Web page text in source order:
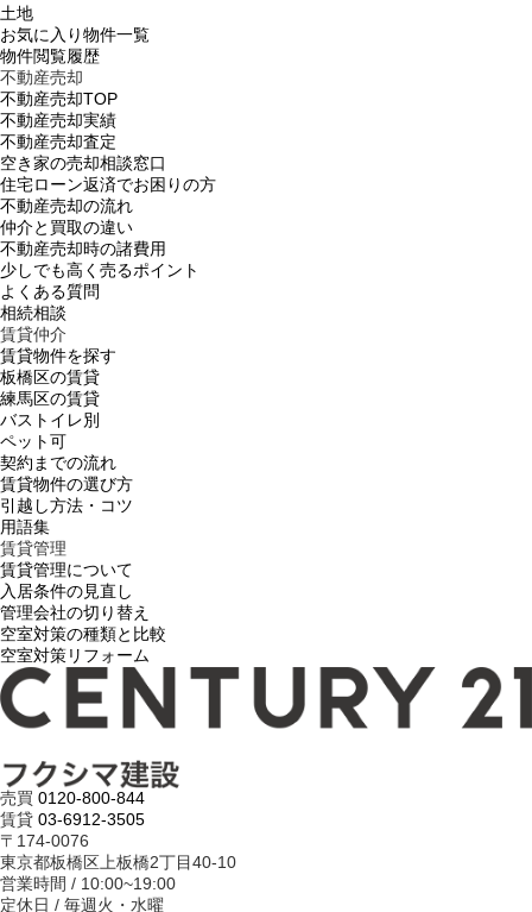
土地
お気に入り物件一覧
物件閲覧履歴
不動産売却
不動産売却TOP
不動産売却実績
不動産売却査定
空き家の売却相談窓口
住宅ローン返済でお困りの方
不動産売却の流れ
仲介と買取の違い
不動産売却時の諸費用
少しでも高く売るポイント
よくある質問
相続相談
賃貸仲介
賃貸物件を探す
板橋区の賃貸
練馬区の賃貸
バストイレ別
ペット可
契約までの流れ
賃貸物件の選び方
引越し方法・コツ
用語集
賃貸管理
賃貸管理について
入居条件の見直し
管理会社の切り替え
空室対策の種類と比較
空室対策リフォーム
売買 0120-800-844
賃貸 03-6912-3505
〒174-0076
東京都板橋区上板橋2丁目40-10
営業時間 / 10:00~19:00
定休日 / 毎週火・水曜